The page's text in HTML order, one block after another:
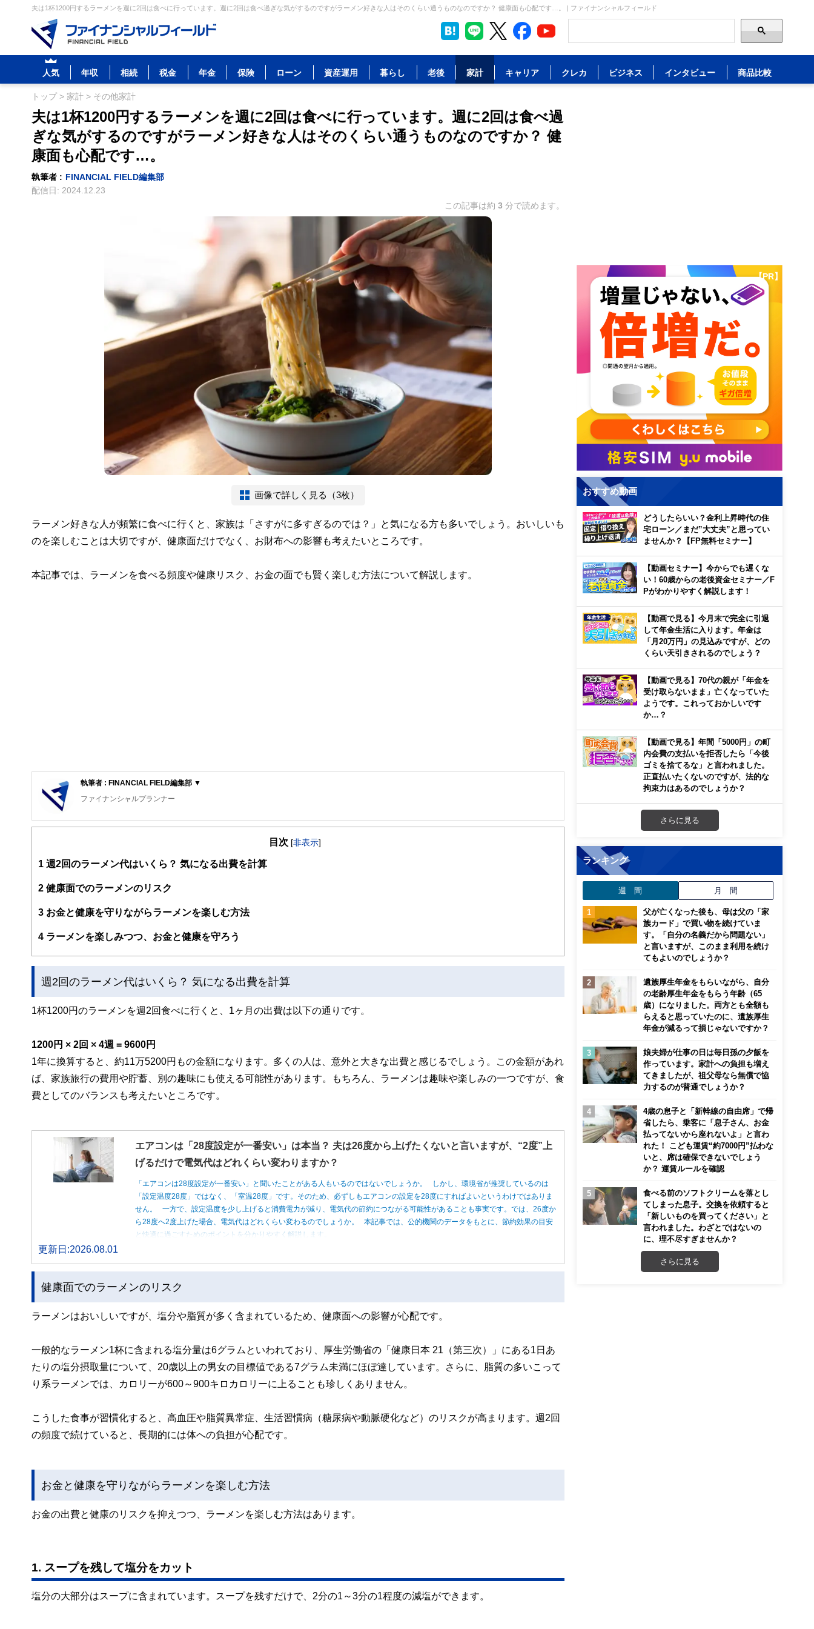
夫は1杯1200円するラーメンを週に2回は食べに行っています。週に2回は食べ過ぎな気がするのですがラーメン好きな人はそのくらい通うものなのですか？ 健康面も心配です…。 | ファイナンシャルフィールド
人気 年収 相続 税金 年金 保険 ローン 資産運用 暮らし 老後 家計 キャリア クレカ ビジネス インタビュー 商品比較
トップ> 家計 > その他家計
夫は1杯1200円するラーメンを週に2回は食べに行っています。週に2回は食べ過
ぎな気がするのですがラーメン好きな人はそのくらい通うものなのですか？ 健
康面も心配です…。
執筆者 : FINANCIAL FIELD編集部
配信日: 2024.12.23
この記事は約 3 分で読めます。
画像で詳しく見る（3枚）
ラーメン好きな人が頻繁に食べに行くと、家族は「さすがに多すぎるのでは？」と気になる方も多いでしょう。おいしいも
のを楽しむことは大切ですが、健康面だけでなく、お財布への影響も考えたいところです。
本記事では、ラーメンを食べる頻度や健康リスク、お金の面でも賢く楽しむ方法について解説します。
執筆者 : FINANCIAL FIELD編集部 ▼
ファイナンシャルプランナー
FinancialField編集部は、金融、経済に関する記事を、日々の暮らしにどのような影響を与えるかという視点で、お金の知識がない方でも理解でき
案から記事掲載まですべての工程に関わることで、読者目線のコンテンツを追求しています。
FinancialFieldの特徴は、ファイナンシャルプランナー、弁護士、税理士、宅地建物取引士、相続診断士、住宅ローンアドバイザー、DCプランナ
ー、公認会計士、社会保険労務士、行政書士、投資アナリスト、キャリアコンサルタントなど150名以上の有資格者を執筆者・監修者として迎
と、読み応えのあるコンテンツと確かな情報発信を実現しています。
私たちは、快適でより良い生活のアイデアを提供するお金のコンシェルジュを目指します。
目次 [非表示]
1 週2回のラーメン代はいくら？ 気になる出費を計算
2 健康面でのラーメンのリスク
3 お金と健康を守りながらラーメンを楽しむ方法
4 ラーメンを楽しみつつ、お金と健康を守ろう
週2回のラーメン代はいくら？ 気になる出費を計算
1杯1200円のラーメンを週2回食べに行くと、1ヶ月の出費は以下の通りです。
1200円 × 2回 × 4週 = 9600円
1年に換算すると、約11万5200円もの金額になります。多くの人は、意外と大きな出費と感じるでしょう。この金額があれ
ば、家族旅行の費用や貯蓄、別の趣味にも使える可能性があります。もちろん、ラーメンは趣味や楽しみの一つですが、食
費としてのバランスも考えたいところです。
エアコンは「28度設定が一番安い」は本当？ 夫は26度から上げたくないと言いますが、“2度”上
げるだけで電気代はどれくらい変わりますか？
「エアコンは28度設定が一番安い」と聞いたことがある人もいるのではないでしょうか。 しかし、環境省が推奨しているのは
「設定温度28度」ではなく、「室温28度」です。そのため、必ずしもエアコンの設定を28度にすればよいというわけではありま
せん。 一方で、設定温度を少し上げると消費電力が減り、電気代の節約につながる可能性があることも事実です。では、26度か
ら28度へ2度上げた場合、電気代はどれくらい変わるのでしょうか。 本記事では、公的機関のデータをもとに、節約効果の目安
と快適に過ごすためのポイントを分かりやすく解説します。
更新日:2026.08.01
健康面でのラーメンのリスク
ラーメンはおいしいですが、塩分や脂質が多く含まれているため、健康面への影響が心配です。
一般的なラーメン1杯に含まれる塩分量は6グラムといわれており、厚生労働省の「健康日本 21（第三次）」にある1日あ
たりの塩分摂取量について、20歳以上の男女の目標値である7グラム未満にほぼ達しています。さらに、脂質の多いこって
り系ラーメンでは、カロリーが600～900キロカロリーに上ることも珍しくありません。
こうした食事が習慣化すると、高血圧や脂質異常症、生活習慣病（糖尿病や動脈硬化など）のリスクが高まります。週2回
の頻度で続けていると、長期的には体への負担が心配です。
お金と健康を守りながらラーメンを楽しむ方法
お金の出費と健康のリスクを抑えつつ、ラーメンを楽しむ方法はあります。
1. スープを残して塩分をカット
塩分の大部分はスープに含まれています。スープを残すだけで、2分の1～3分の1程度の減塩ができます。
【PR】
おすすめ動画
どうしたらいい？金利上昇時代の住
宅ローン／まだ”大丈夫”と思ってい
ませんか？【FP無料セミナー】
【動画セミナー】今からでも遅くな
い！60歳からの老後資金セミナー／F
Pがわかりやすく解説します！
【動画で見る】今月末で完全に引退
して年金生活に入ります。年金は
「月20万円」の見込みですが、どの
くらい天引きされるのでしょう？
【動画で見る】70代の親が「年金を
受け取らないまま」亡くなっていた
ようです。これっておかしいです
か…？
【動画で見る】年間「5000円」の町
内会費の支払いを拒否したら「今後
ゴミを捨てるな」と言われました。
正直払いたくないのですが、法的な
拘束力はあるのでしょうか？
さらに見る
ランキング
週 間 月 間
父が亡くなった後も、母は父の「家
族カード」で買い物を続けていま
す。「自分の名義だから問題ない」
と言いますが、このまま利用を続け
てもよいのでしょうか？
遺族厚生年金をもらいながら、自分
の老齢厚生年金をもらう年齢（65
歳）になりました。両方とも全額も
らえると思っていたのに、遺族厚生
年金が減るって損じゃないですか？
娘夫婦が仕事の日は毎日孫の夕飯を
作っています。家計への負担も増え
てきましたが、祖父母なら無償で協
力するのが普通でしょうか？
4歳の息子と「新幹線の自由席」で帰
省したら、乗客に「息子さん、お金
払ってないから座れないよ」と言わ
れた！ こども運賃“約7000円”払わな
いと、席は確保できないでしょう
か？ 運賃ルールを確認
食べる前のソフトクリームを落とし
てしまった息子。交換を依頼すると
「新しいものを買ってください」と
言われました。わざとではないの
に、理不尽すぎませんか？
さらに見る